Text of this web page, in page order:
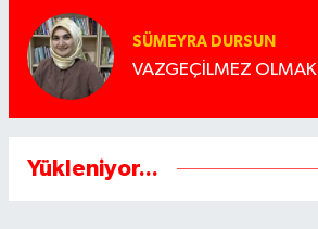
SÜMEYRA DURSUN
VAZGEÇİLMEZ OLMAK
Yükleniyor...